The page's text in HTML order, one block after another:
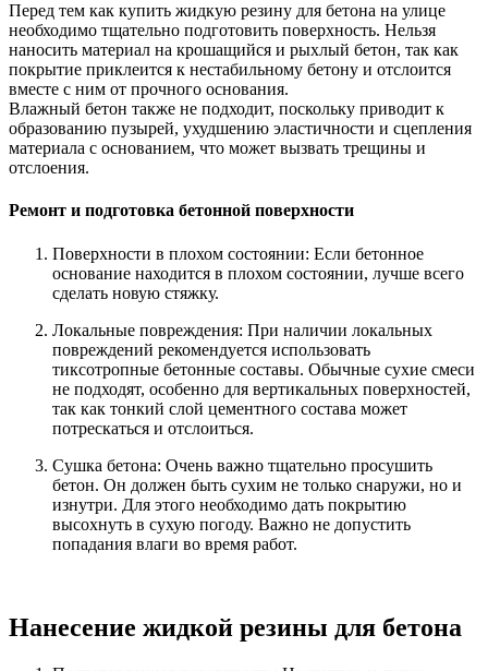
Перед тем как купить жидкую резину для бетона на улице
необходимо тщательно подготовить поверхность. Нельзя
наносить материал на крошащийся и рыхлый бетон, так как
покрытие приклеится к нестабильному бетону и отслоится
вместе с ним от прочного основания.
Влажный бетон также не подходит, поскольку приводит к
образованию пузырей, ухудшению эластичности и сцепления
материала с основанием, что может вызвать трещины и
отслоения.
Ремонт и подготовка бетонной поверхности
Поверхности в плохом состоянии: Если бетонное
основание находится в плохом состоянии, лучше всего
сделать новую стяжку.
Локальные повреждения: При наличии локальных
повреждений рекомендуется использовать
тиксотропные бетонные составы. Обычные сухие смеси
не подходят, особенно для вертикальных поверхностей,
так как тонкий слой цементного состава может
потрескаться и отслоиться.
Сушка бетона: Очень важно тщательно просушить
бетон. Он должен быть сухим не только снаружи, но и
изнутри. Для этого необходимо дать покрытию
высохнуть в сухую погоду. Важно не допустить
попадания влаги во время работ.
Нанесение жидкой резины для бетона